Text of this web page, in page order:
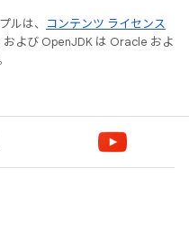
ルは、
コンテンツ ライセンス
よび OpenJDK は Oracle およ